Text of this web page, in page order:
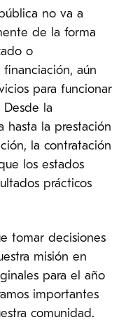
no va a
de la forma
o
aún
para funcionar
la
hasta la prestación
la contratación
los estados
prácticos
tomar decisiones
misión en
para el año
importantes
comunidad.